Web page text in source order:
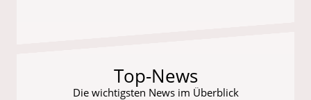
Top-News
Die wichtigsten News im Überblick